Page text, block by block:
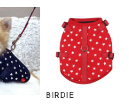
BIRDIE